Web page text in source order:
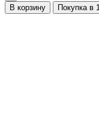
В корзину Покупка в